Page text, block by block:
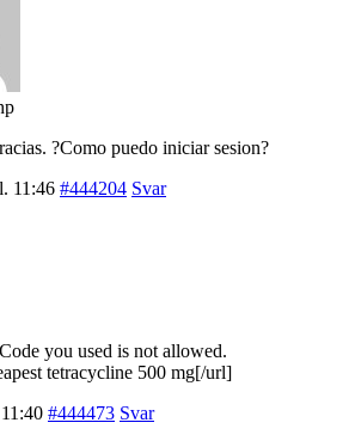
?Como puedo iniciar sesion?
11:46 #444204 Svar
you used is not allowed.
tetracycline 500 mg[/url]
#444473 Svar